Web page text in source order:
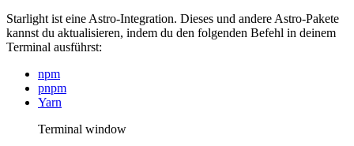
Starlight ist eine Astro-Integration. Dieses und andere Astro-Pakete
kannst du aktualisieren, indem du den folgenden Befehl in deinem
Terminal ausführst:
npm
pnpm
Yarn
Terminal window